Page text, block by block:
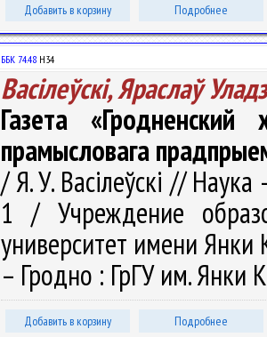
Добавить в корзину Подробнее
ББК 74.48 Н34
Васілеўскі, Яраслаў
Газета
прамысловага
/ Я. У. Васілеўскі //
1 / Учреждение
университет имени Янки
– Гродно : ГрГУ им. Янки
Добавить в корзину Подробнее